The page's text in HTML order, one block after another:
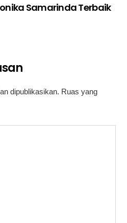
Samarinda Terbaik
dipublikasikan. Ruas yang